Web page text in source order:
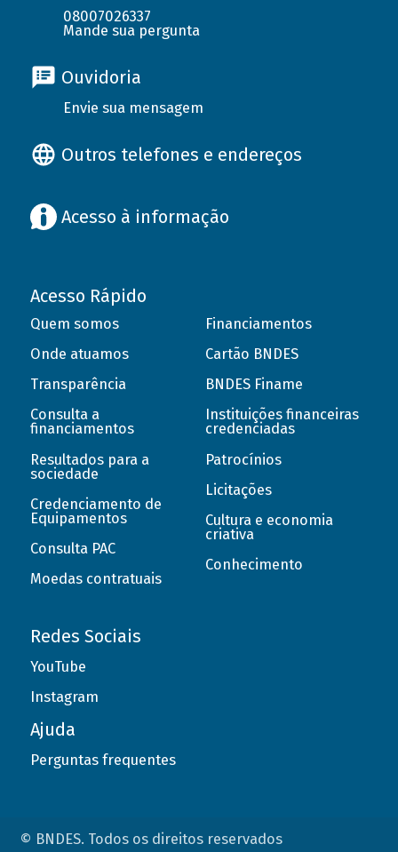
08007026337
Mande sua pergunta
Ouvidoria
Envie sua mensagem
Outros telefones e endereços
Acesso à informação
Acesso Rápido
Quem somos
Onde atuamos
Transparência
Consulta a
financiamentos
Resultados para a
sociedade
Credenciamento de
Equipamentos
Consulta PAC
Moedas contratuais
Financiamentos
Cartão BNDES
BNDES Finame
Instituições financeiras
credenciadas
Patrocínios
Licitações
Cultura e economia
criativa
Conhecimento
Redes Sociais
YouTube
Instagram
Ajuda
Perguntas frequentes
© BNDES. Todos os direitos reservados